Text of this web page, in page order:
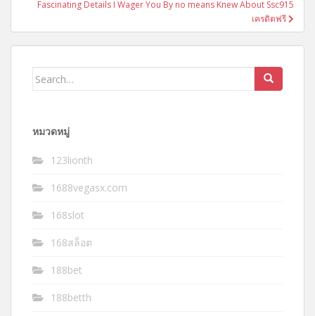
Fascinating Details I Wager You By no means Knew About Ssc915
เครดิตฟรี
Search
หมวดหมู่
123lionth
1688vegasx.com
168slot
168สล็อต
188bet
188betth